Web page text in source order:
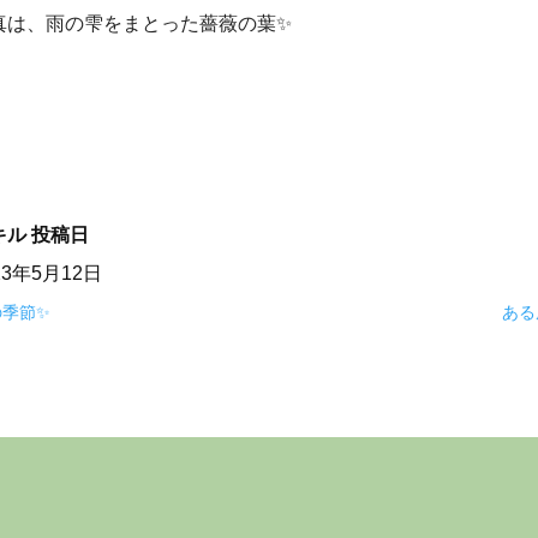
は、雨の雫をまとった薔薇の葉✨
ル 投稿日
年5月12日
節✨ あ